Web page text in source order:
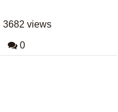
3682 views
0